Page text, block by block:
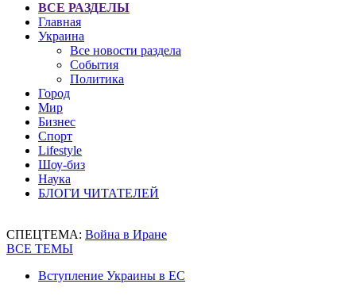
ВСЕ РАЗДЕЛЫ
Главная
Украина
Все новости раздела
События
Политика
Город
Мир
Бизнес
Спорт
Lifestyle
Шоу-биз
Наука
БЛОГИ ЧИТАТЕЛЕЙ
СПЕЦТЕМА: Война в Иране
ВСЕ ТЕМЫ
Вступление Украины в ЕС